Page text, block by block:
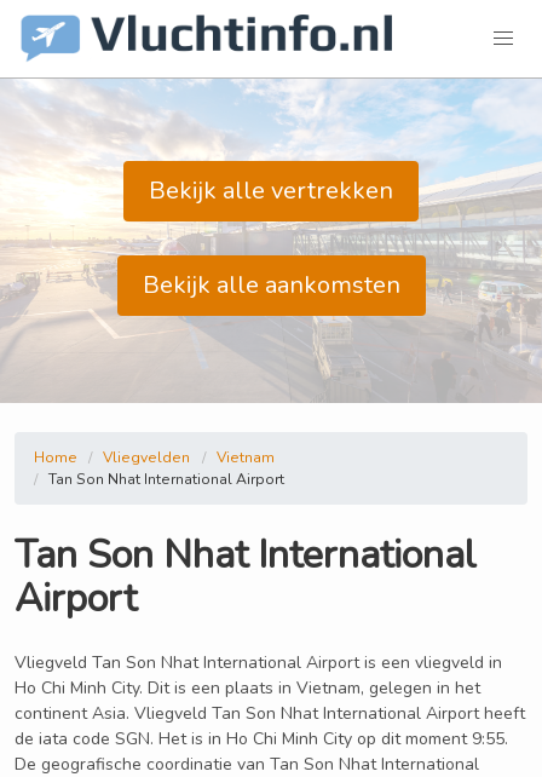
Bekijk alle vertrekken
Bekijk alle aankomsten
Home Vliegvelden
Vietnam
Tan Son Nhat International Airport
Tan Son Nhat International
Airport
Vliegveld Tan Son Nhat International Airport is een vliegveld in
Ho Chi Minh City. Dit is een plaats in Vietnam, gelegen in het
continent Asia. Vliegveld Tan Son Nhat International Airport heeft
de iata code SGN. Het is in Ho Chi Minh City op dit moment 9:55.
De geografische coordinatie van Tan Son Nhat International